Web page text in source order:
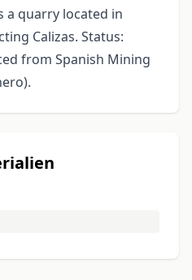
a quarry located in
Calizas. Status:
from Spanish Mining